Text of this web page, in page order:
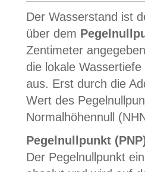
Der Wasserstand ist
über dem
Zentimeter
die lokale
aus. Erst durch die
Wert des
Normalhöhennull
Pegelnullpunkt
Der Pegelnullpunkt